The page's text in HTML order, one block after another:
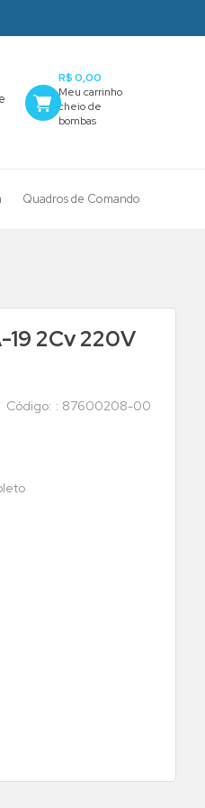
R$ 0,00
Quadros de Comando
2Cv 220V
: 87600208-00